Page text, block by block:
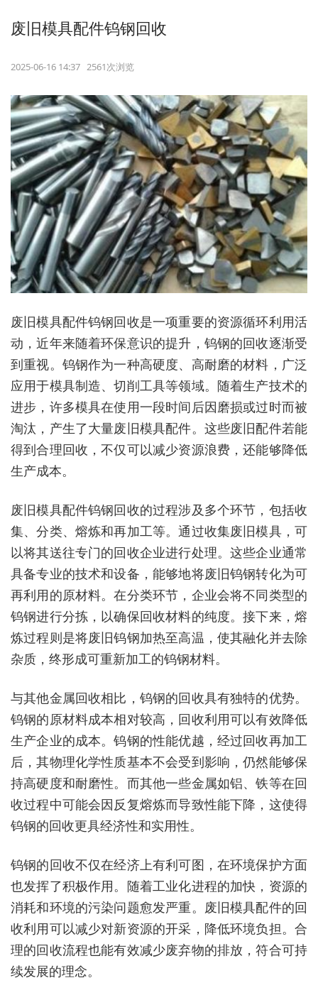
废旧模具配件钨钢回收
2025-06-16 14:37 2561次浏览
废旧模具配件钨钢回收是一项重要的资源循环利用活
动，近年来随着环保意识的提升，钨钢的回收逐渐受
到重视。钨钢作为一种高硬度、高耐磨的材料，广泛
应用于模具制造、切削工具等领域。随着生产技术的
进步，许多模具在使用一段时间后因磨损或过时而被
淘汰，产生了大量废旧模具配件。这些废旧配件若能
得到合理回收，不仅可以减少资源浪费，还能够降低
生产成本。
废旧模具配件钨钢回收的过程涉及多个环节，包括收
集、分类、熔炼和再加工等。通过收集废旧模具，可
以将其送往专门的回收企业进行处理。这些企业通常
具备专业的技术和设备，能够地将废旧钨钢转化为可
再利用的原材料。在分类环节，企业会将不同类型的
钨钢进行分拣，以确保回收材料的纯度。接下来，熔
炼过程则是将废旧钨钢加热至高温，使其融化并去除
杂质，终形成可重新加工的钨钢材料。
与其他金属回收相比，钨钢的回收具有独特的优势。
钨钢的原材料成本相对较高，回收利用可以有效降低
生产企业的成本。钨钢的性能优越，经过回收再加工
后，其物理化学性质基本不会受到影响，仍然能够保
持高硬度和耐磨性。而其他一些金属如铝、铁等在回
收过程中可能会因反复熔炼而导致性能下降，这使得
钨钢的回收更具经济性和实用性。
钨钢的回收不仅在经济上有利可图，在环境保护方面
也发挥了积极作用。随着工业化进程的加快，资源的
消耗和环境的污染问题愈发严重。废旧模具配件的回
收利用可以减少对新资源的开采，降低环境负担。合
理的回收流程也能有效减少废弃物的排放，符合可持
续发展的理念。